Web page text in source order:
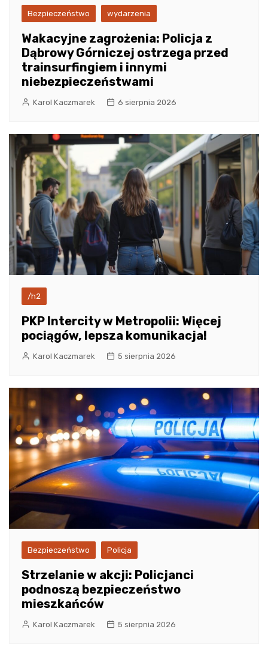
Bezpieczeństwo wydarzenia
Wakacyjne zagrożenia: Policja z
Dąbrowy Górniczej ostrzega przed
trainsurfingiem i innymi
niebezpieczeństwami
Karol Kaczmarek 6 sierpnia 2026
/h2
PKP Intercity w Metropolii: Więcej
pociągów, lepsza komunikacja!
Karol Kaczmarek 5 sierpnia 2026
Bezpieczeństwo Policja
Strzelanie w akcji: Policjanci
podnoszą bezpieczeństwo
mieszkańców
Karol Kaczmarek 5 sierpnia 2026